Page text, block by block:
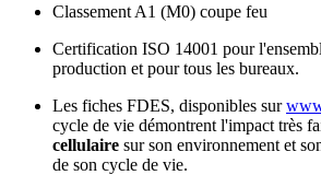
Classement A1 (M0) coupe feu
Certification ISO 14001 pour
production et pour tous les bureaux.
Les fiches FDES, disponibles sur
cycle de vie démontrent l'impact très
cellulaire sur son environnement et
de son cycle de vie.